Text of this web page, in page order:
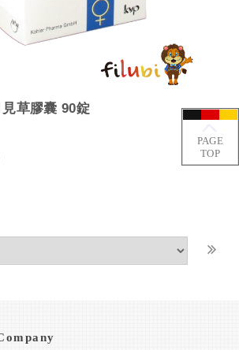
草膠囊 90錠
PAGE
TOP